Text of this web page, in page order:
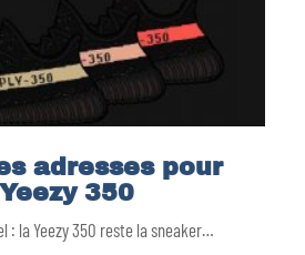
adresses pour
350
: la Yeezy 350 reste la sneaker…